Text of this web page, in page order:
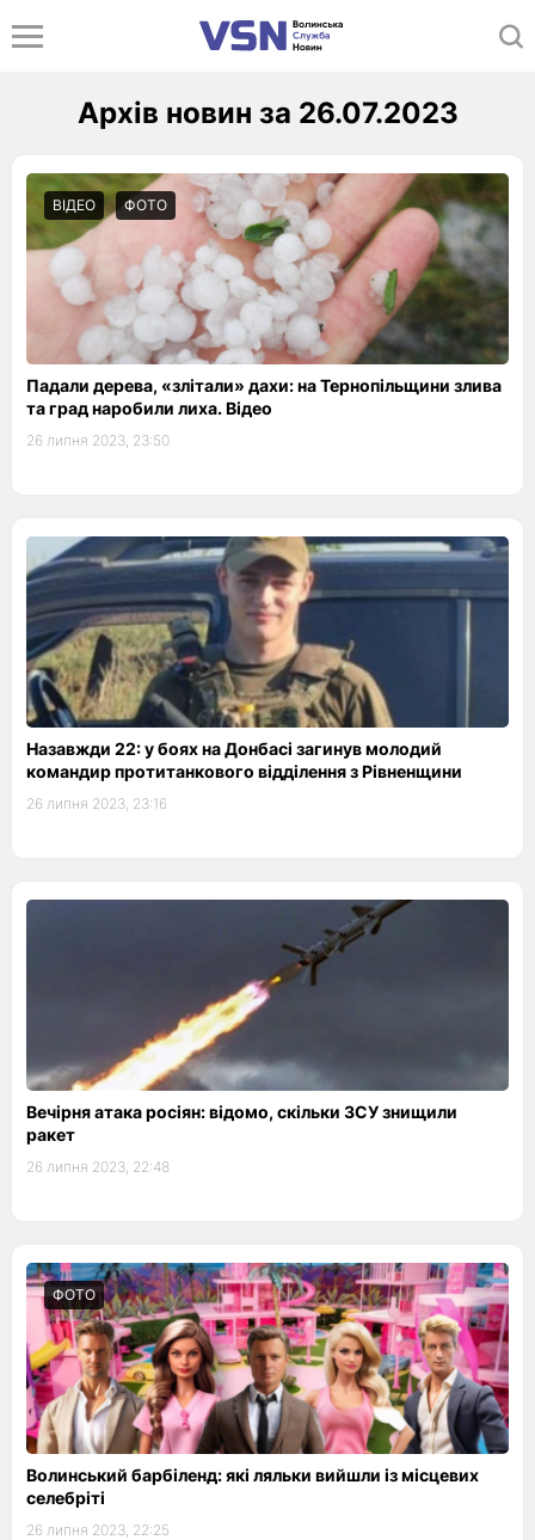
Архів новин за 26.07.2023
ВІДЕО ФОТО
Падали дерева, «злітали» дахи: на Тернопільщини злива
та град наробили лиха. Відео
26 липня 2023, 23:50
Назавжди 22: у боях на Донбасі загинув молодий
командир протитанкового відділення з Рівненщини
26 липня 2023, 23:16
Вечірня атака росіян: відомо, скільки ЗСУ знищили
ракет
26 липня 2023, 22:48
ФОТО
Волинський барбіленд: які ляльки вийшли із місцевих
селебріті
26 липня 2023, 22:25